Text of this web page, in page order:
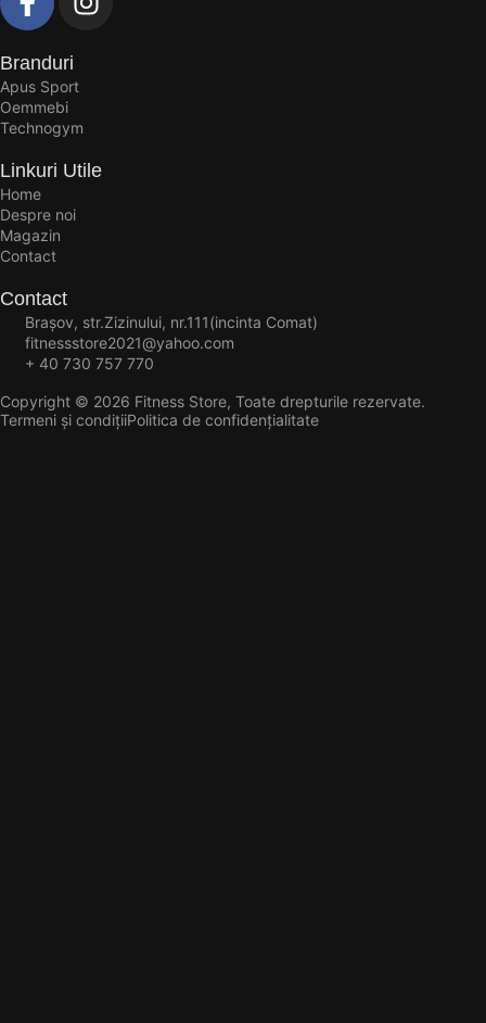
Branduri
Apus Sport
Oemmebi
Technogym
Linkuri Utile
Home
Despre noi
Magazin
Contact
Contact
Brașov, str.Zizinului, nr.111(incinta Comat)
fitnessstore2021@yahoo.com
+ 40 730 757 770
Copyright © 2026 Fitness Store, Toate drepturile rezervate.
Termeni și condițiiPolitica de confidențialitate